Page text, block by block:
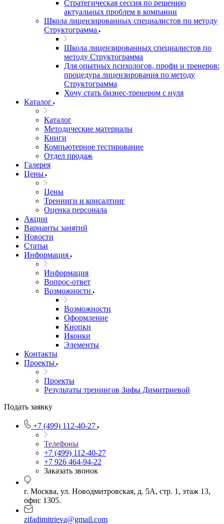
Стратегическая сессия по решению
актуальных проблем в компании
Школа лицензированных специалистов по методу
Структограмма
Школа лицензированных специалистов по
методу Структограмма
Для опытных психологов, профи и тренеров:
процедура лицензирования по методу
Структограмма
Хочу стать бизнес-тренером с нуля
Каталог
Каталог
Методические материалы
Книги
Компьютерное тестирование
Отдел продаж
Галерея
Цены
Цены
Тренинги и консалтинг
Оценка персонала
Акции
Варианты занятий
Новости
Статьи
Информация
Информация
Вопрос-ответ
Возможности
Возможности
Оформление
Кнопки
Иконки
Элементы
Контакты
Проекты
Проекты
Результаты тренингов Зифы Димитриевой
Подать заявку
+7 (499) 112-40-27
Телефоны
+7 (499) 112-40-27
+7 926 464-94-22
Заказать звонок
г. Москва, ул. Новодмитровская, д. 5А, стр. 1, этаж 13,
офис 1305.
zifadimitrieva@gmail.com